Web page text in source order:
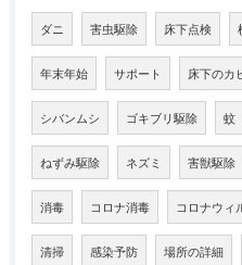
ダニ 害虫駆除 床下点検
年末年始 サポート 床下のカ
シバンムシ ゴキブリ駆除 蚊
ねずみ駆除 ネズミ 害獣駆除
消毒 コロナ消毒 コロナウィ
清掃 感染予防 場所の詳細